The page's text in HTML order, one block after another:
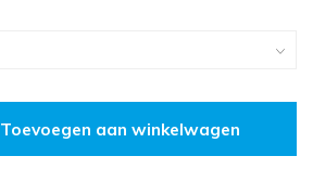
Toevoegen aan winkelwagen